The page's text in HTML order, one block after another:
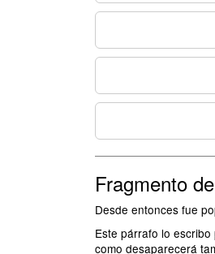
Fragmento
Desde entonces fue
Este párrafo lo
como desaparecerá